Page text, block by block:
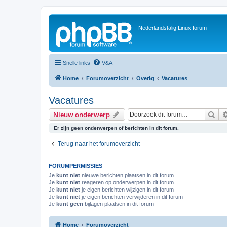
Nederlandstalig Linux forum
Snelle links V&A
Home Forumoverzicht Overig Vacatures
Vacatures
Nieuw onderwerp
Er zijn geen onderwerpen of berichten in dit forum.
Terug naar het forumoverzicht
FORUMPERMISSIES
Je kunt niet nieuwe berichten plaatsen in dit forum
Je kunt niet reageren op onderwerpen in dit forum
Je kunt niet je eigen berichten wijzigen in dit forum
Je kunt niet je eigen berichten verwijderen in dit forum
Je kunt geen bijlagen plaatsen in dit forum
Home Forumoverzicht